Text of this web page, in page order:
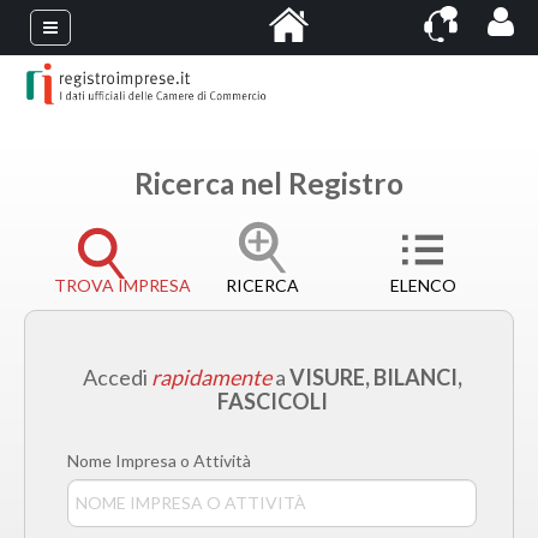
Ricerca nel Registro
TROVA IMPRESA RICERCA ELENCO
Accedi rapidamenteaVISURE, BILANCI,
FASCICOLI
Nome Impresa o Attività